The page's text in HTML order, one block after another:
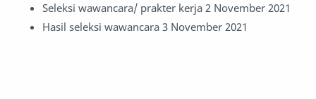
Seleksi wawancara/ prakter kerja 2 November 2021
Hasil seleksi wawancara 3 November 2021